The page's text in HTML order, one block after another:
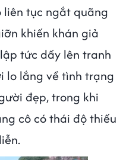
liên tục ngắt quãng
khiến khán giả
tức dấy lên tranh
lo lắng về tình trạng
đẹp, trong khi
cô có thái độ thiếu